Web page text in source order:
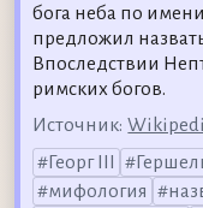
бога неба по
предложил
Впоследствии
римских богов.
Источник:
Георг III
мифология